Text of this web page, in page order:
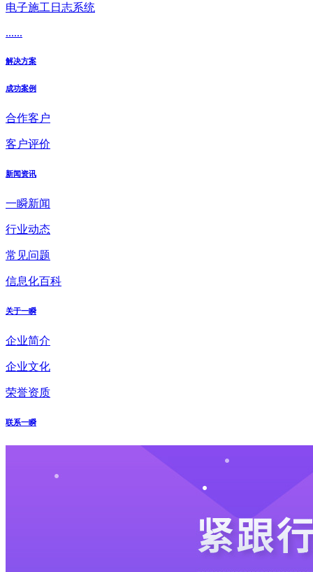
电子施工日志系统
......
解决方案
成功案例
合作客户
客户评价
新闻资讯
一瞬新闻
行业动态
常见问题
信息化百科
关于一瞬
企业简介
企业文化
荣誉资质
联系一瞬